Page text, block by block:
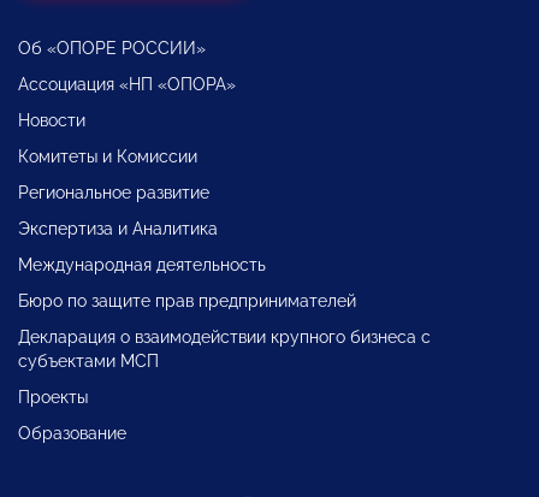
Об «ОПОРЕ РОССИИ»
Ассоциация «НП «ОПОРА»
Новости
Комитеты и Комиссии
Региональное развитие
Экспертиза и Аналитика
Международная деятельность
Бюро по защите прав предпринимателей
Декларация о взаимодействии крупного бизнеса с
субъектами МСП
Проекты
Образование